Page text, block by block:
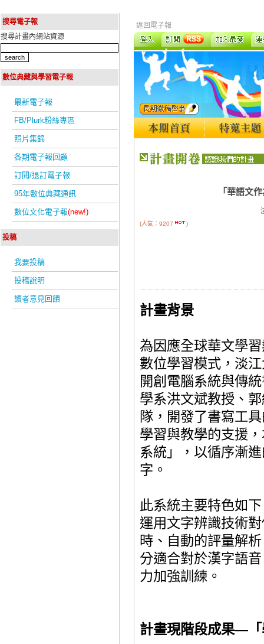
搜尋電子報
搜尋計畫內網站資源
數位典藏與學習電子報
最新電子報
FB/Plurk粉絲專區
照片集錦
各期電子報回顧
訂閱/退訂電子報
95年數位典藏通訊
數位文化電子報(new!)
投稿
我要投稿
投稿說明
讀者意見回饋
返回電子報
「華語文
(人氣：9207 )
計畫背景
為因應全球華文學
數位學習模式，淡
開創電腦系統與傳
學系洪文斌教授、
隊，開發了書寫工
學習與教學的支援
系統」，以循序漸
字。
此系統主要特色如
運用文字辨識技術
時、自動的評量解
分適合對於漢字語
力加強訓練。
計畫現階段成果— 「